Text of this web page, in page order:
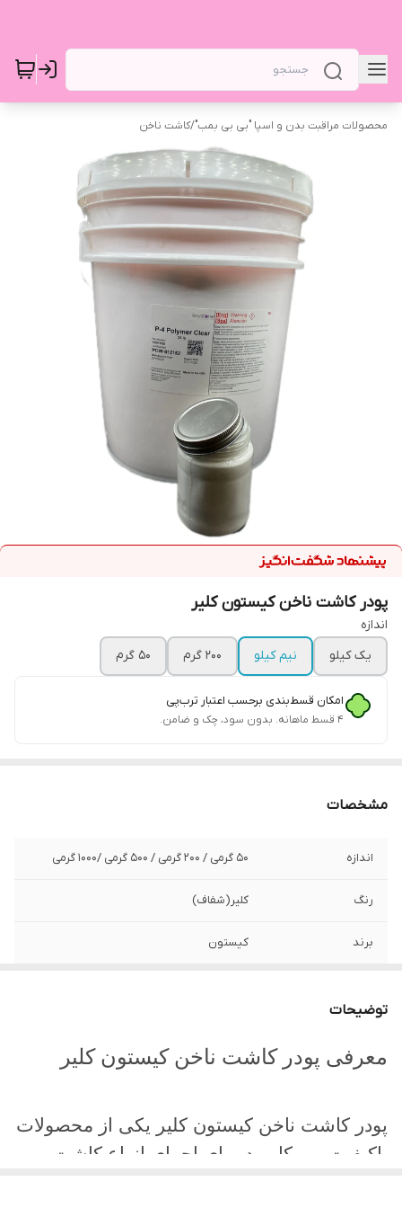
محصولات مراقبت بدن و اسپا "بی بی بمب"/کاشت ناخن
پودر کاشت ناخن کیستون کلیر
اندازه
یک کیلو
نیم کیلو 200 گرم 50 گرم
امکان قسط‌بندی برحسب اعتبار ترب‌پی
۴ قسط ماهانه. بدون سود، چک و ضامن.
مشخصات
اندازه 50 گرمی / 200 گرمی / 500 گرمی /1000 گرمی
رنگ کلیر(شفاف)
برند کیستون
توضیحات
معرفی پودر کاشت ناخن کیستون کلیر
پودر کاشت ناخن کیستون کلیر یکی از محصولات
باکیفیت و پرکاربرد برای اجرای انواع کاشت